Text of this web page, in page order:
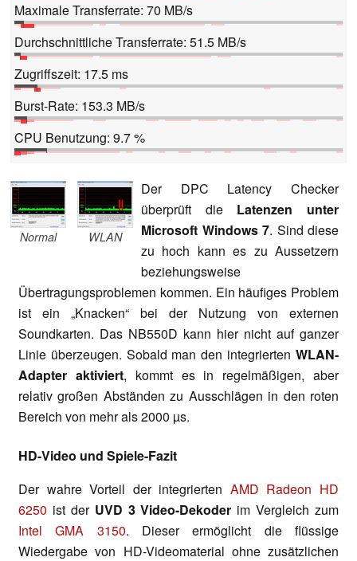
Maximale Transferrate: 70 MB/s
Durchschnittliche Transferrate: 51.5 MB/s
Zugriffszeit: 17.5 ms
Burst-Rate: 153.3 MB/s
CPU Benutzung: 9.7 %
Normal WLAN
Der DPC Latency Checker
überprüft die Latenzen unter
Microsoft Windows 7. Sind diese
zu hoch kann es zu Aussetzern
beziehungsweise
Übertragungsproblemen kommen. Ein häufiges Problem
ist ein „Knacken“ bei der Nutzung von externen
Soundkarten. Das NB550D kann hier nicht auf ganzer
Linie überzeugen. Sobald man den integrierten WLAN-
Adapter aktiviert, kommt es in regelmäßigen, aber
relativ großen Abständen zu Ausschlägen in den roten
Bereich von mehr als 2000 µs.
HD-Video und Spiele-Fazit
Der wahre Vorteil der integrierten AMD Radeon HD
6250 ist der UVD 3 Video-Dekoder im Vergleich zum
Intel GMA 3150. Dieser ermöglicht die flüssige
Wiedergabe von HD-Videomaterial ohne zusätzlichen